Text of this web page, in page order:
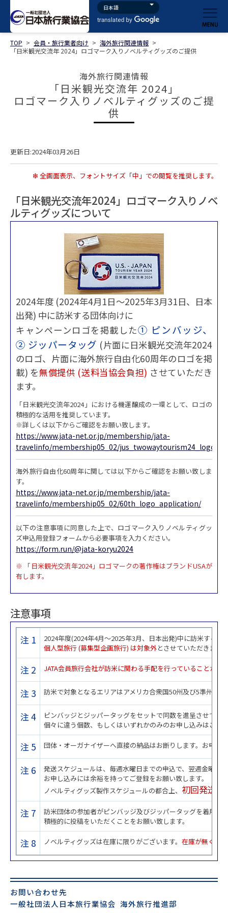
TOP > 会員・旅行業者向け > 海外旅行関連情報 >
「日米観光交流年 2024」ロゴマーク入りノベルティグッズのご提供
海外旅行関連情報
「日米観光交流年 2024」
ロゴマーク入りノベルティグッズのご提
供
更新日:2024年03月26日
❇ 全画面表示、フォントサイズ「中」での閲覧を推奨します。
「日米観光交流年2024」ロゴマーク入りノベ
ルティグッズについて
2024年度 (2024年4月1日～2025年3月31日、日本
出発) 中に訪米する団体向けに
キャンペーンロゴを掲載した① ピンバッジ、
② ジッパータッグ (片面に日米観光交流年2024
のロゴ、片面に海外旅行自由化60周年のロゴを掲
載) を無償提供 (送料当協会負担) させていただき
ます。
「日米観光交流年2024」における機運醸成の一環として、ロゴの
積極的な活用を推奨しています。
※詳しくは以下からご確認をお願い致します。
https://www.jata-net.or.jp/membership/jata-
travelinfo/membership05_02/jus_twowaytourism24_logo/
海外旅行自由化60周年に関しては以下からご確認をお願い致しま
す。
https://www.jata-net.or.jp/membership/jata-
travelinfo/membership05_02/60th_logo_application/
以下の注意事項に同意した上で、ロゴマーク入りノベルティグッ
ズ申込用登録フォームから必要事項を入力ください。
https://form.run/@jata-koryu2024
※ 「日米観光交流年2024」ロゴマークの著作権はブランドUSAが
有します。
注意事項
注 1
2024年度(2024年4月～2025年3月、日本出発)中に訪米する
個人型旅行 (募集型企画旅行) は対象外とさせていただきます
注 2 JATA会員旅行会社が訪米に関わる手配を行っていることが条
注 3 訪米で対象となるエリアはアメリカ合衆国50州及び5準州と
注 4
ピンバッジとジッパータッグをセットで同数を進呈させてい
個々に違う個数、もしくはいずれかのみのお申し込みはご遠
注 5 団体・オーガナイザーへ直接の納品はお断りします。お申込
注 6
発送スケジュールは、毎週水曜日までの申込で、翌週金曜日
お申し込みには余裕を持ってご登録をお願い致します。
ノベルティグッズ製作スケジュールの都合上、 初回発送
注 7
訪米団体の参加者がピンバッジ及びジッパータッグを着用、
積極的に投稿をいただくことをお願い致します。
注 8 ノベルティグッズは在庫に限りがございます。 在庫が無くな
お問い合わせ先
一般社団法人日本旅行業協会 海外旅行推進部